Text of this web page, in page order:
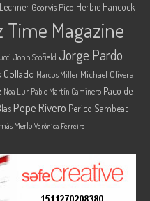
Georvis Pico Herbie Hancock
Time Magazine
John Scofield Jorge Pardo
Collado Marcus Miller Michael Olivera
Noa Lur Pablo Martín Caminero Paco de
Pepe Rivero Perico Sambeat
Merlo Verónica Ferreiro